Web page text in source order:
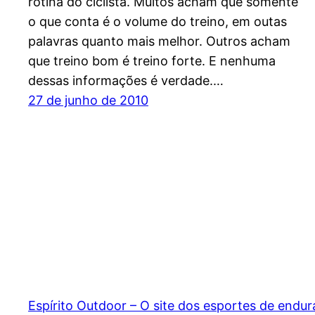
o que conta é o volume do treino, em outas
palavras quanto mais melhor. Outros acham
que treino bom é treino forte. E nenhuma
dessas informações é verdade.…
27 de junho de 2010
Espírito Outdoor – O site dos esportes de